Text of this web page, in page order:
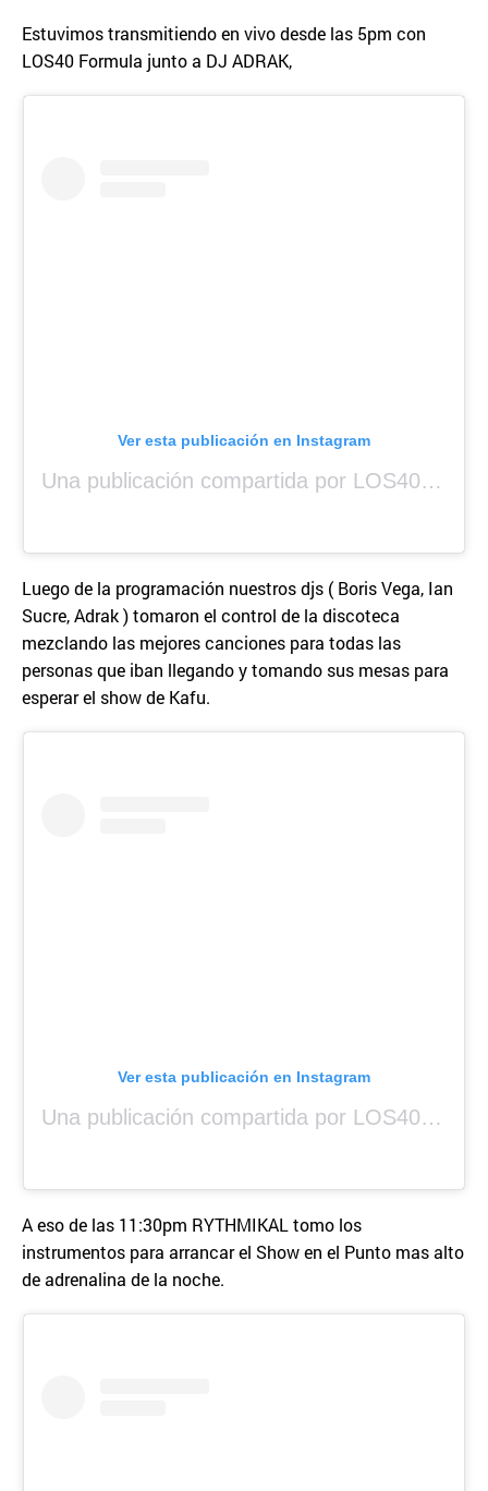
Estuvimos transmitiendo en vivo desde las 5pm con
LOS40 Formula junto a DJ ADRAK,
Ver esta publicación en Instagram
Una publicación compartida por LOS40 Panamá (@los40panama)
Luego de la programación nuestros djs ( Boris Vega, Ian
Sucre, Adrak ) tomaron el control de la discoteca
mezclando las mejores canciones para todas las
personas que iban llegando y tomando sus mesas para
esperar el show de Kafu.
Ver esta publicación en Instagram
Una publicación compartida por LOS40 Panamá (@los40panama)
A eso de las 11:30pm RYTHMIKAL tomo los
instrumentos para arrancar el Show en el Punto mas alto
de adrenalina de la noche.